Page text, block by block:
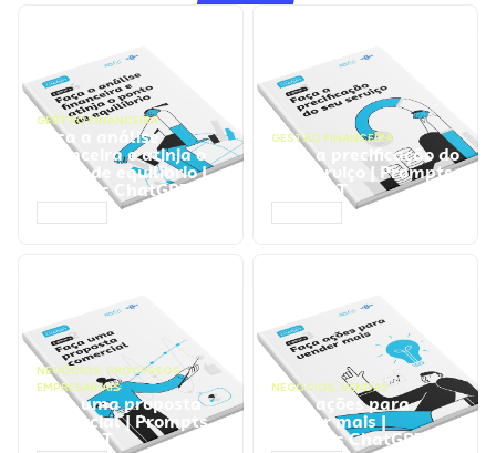
GESTÃO FINANCEIRA
Faça a análise
financeira e atinja o
ponto de equilíbrio |
Prompts ChatGPT
GESTÃO FINANCEIRA
Faça a precificação do
seu serviço | Prompts
ChatGPT
NEGÓCIOS, PROCESSOS
EMPRESARIAIS
Faça uma proposta
comercial | Prompts
ChatGPT
NEGÓCIOS, VENDAS
Faça ações para
vender mais |
Prompts ChatGPT